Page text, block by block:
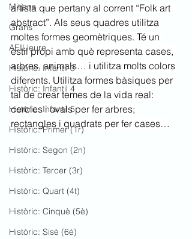
Mitjans
Grans
AEILleure
Històric: Infantil 3
Històric: Infantil 4
Històric: Infantil 5
Històric: Primer (1r)
Històric: Segon (2n)
Històric: Tercer (3r)
Històric: Quart (4t)
Històric: Cinquè (5è)
Històric: Sisè (6è)
artista que pertany al corrent “Folk art
abstract”. Als seus quadres utilitza
moltes formes geomètriques. Té un
estil propi amb què representa cases,
arbres, animals… i utilitza molts colors
diferents. Utilitza formes bàsiques per
tal de crear temes de la vida real:
cercles i ovals per fer arbres;
rectangles i quadrats per fer cases…